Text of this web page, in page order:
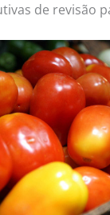
de revisão